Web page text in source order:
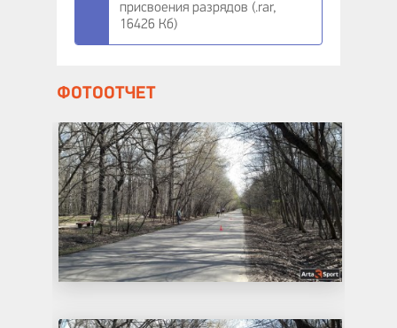
присвоения разрядов (.rar,
16426 Кб)
ФОТООТЧЕТ